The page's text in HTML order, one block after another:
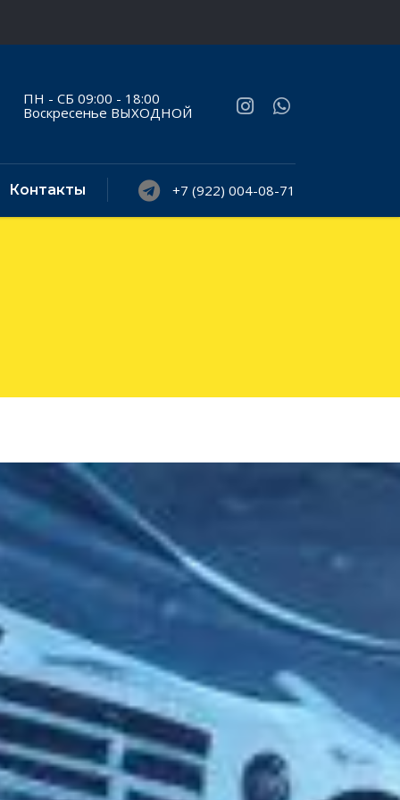
ПН - СБ 09:00 - 18:00
Воскресенье ВЫХОДНОЙ
Контакты +7 (922) 004-08-71